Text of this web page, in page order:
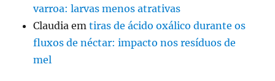
varroa: larvas menos atrativas
Claudia emtiras de ácido oxálico durante os
fluxos de néctar: impacto nos resíduos de
mel